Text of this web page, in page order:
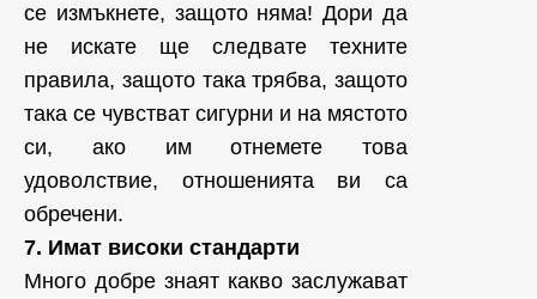
се измъкнете, защото няма! Дори да
не искате ще следвате техните
правила, защото така трябва, защото
така се чувстват сигурни и на мястото
си, ако им отнемете това
удоволствие, отношенията ви са
обречени.
7. Имат високи стандарти
Много добре знаят какво заслужават